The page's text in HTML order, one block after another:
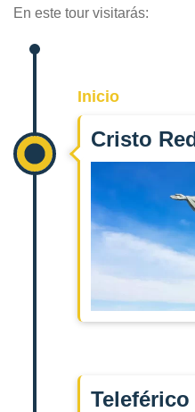
En este tour visitarás:
Inicio
Cristo